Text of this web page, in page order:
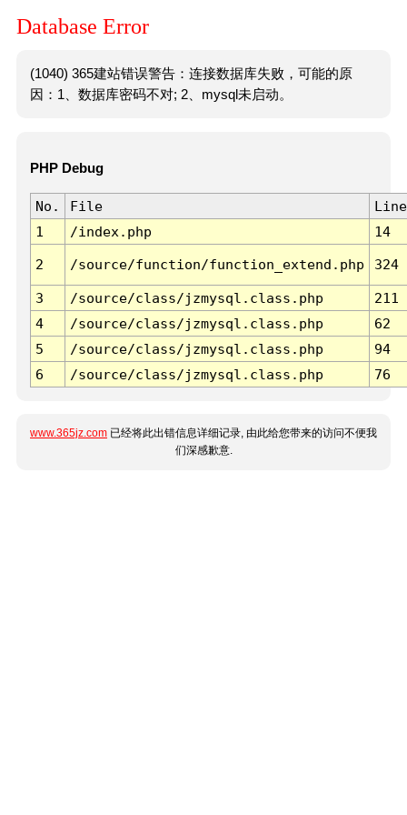
Database Error
(1040) 365建站错误警告：连接数据库失败，可能的原
因：1、数据库密码不对; 2、mysql未启动。
PHP Debug
No. File
Line
1
/index.php 14
2 /source/function/function_extend.php 324
3 /source/class/jzmysql.class.php
211
4
/source/class/jzmysql.class.php
62
5
/source/class/jzmysql.class.php
94
6
/source/class/jzmysql.class.php 76
www.365jz.com 已经将此出错信息详细记录, 由此给您带来的访问不便我
们深感歉意.